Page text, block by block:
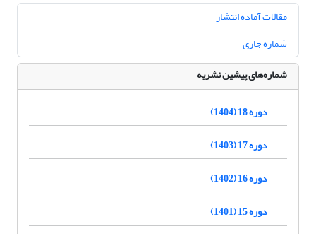
مقالات آماده انتشار
شماره جاری
شماره‌های پیشین نشریه
دوره 18 (1404)
دوره 17 (1403)
دوره 16 (1402)
دوره 15 (1401)